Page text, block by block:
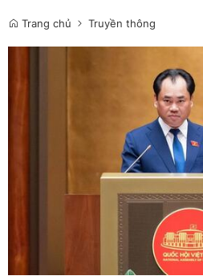
Trang chủ Truyền thông